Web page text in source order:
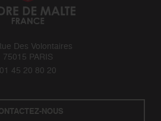
Des Volontaires
75015 PARIS
01 45 20 80 20
NOUS